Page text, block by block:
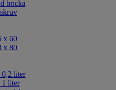
bricka
x 60
x 80
liter
1 liter